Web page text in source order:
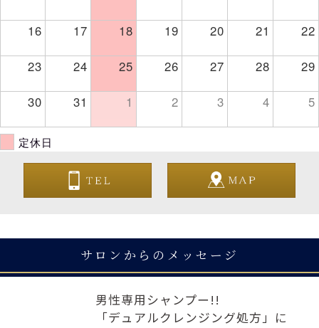
16 17 18 19 20 21 22
23 24 25 26 27 28 29
30 31 1 2 3 4 5
定休日
サロンからのメッセージ
男性専用シャンプー!!
「デュアルクレンジング処方」に